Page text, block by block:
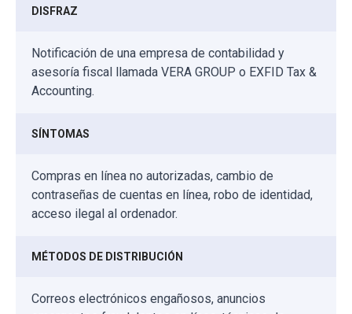
DISFRAZ
Notificación de una empresa de contabilidad y
asesoría fiscal llamada VERA GROUP o EXFID Tax &
Accounting.
SÍNTOMAS
Compras en línea no autorizadas, cambio de
contraseñas de cuentas en línea, robo de identidad,
acceso ilegal al ordenador.
MÉTODOS DE DISTRIBUCIÓN
Correos electrónicos engañosos, anuncios